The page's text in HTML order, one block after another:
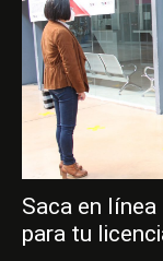
Saca en
para tu